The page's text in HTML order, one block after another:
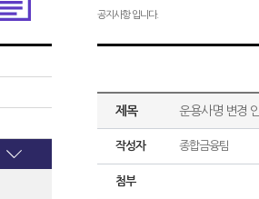
공지사항 입니다.
제목 운용사명 변경
작성자 종합금융팀
첨부